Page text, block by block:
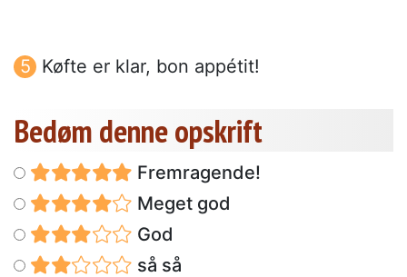
Køfte er klar, bon appétit!
Bedøm denne opskrift
Fremragende!
Meget god
God
så så